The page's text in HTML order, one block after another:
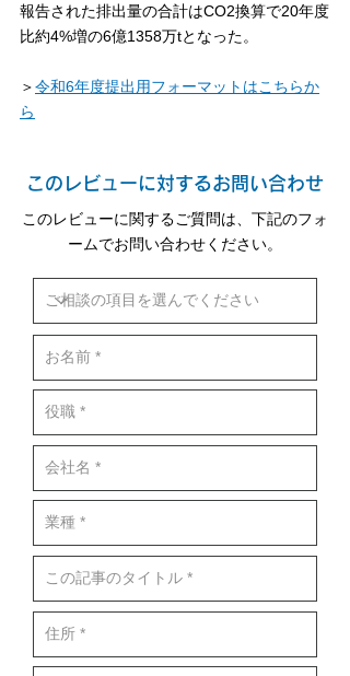
報告された排出量の合計はCO2換算で20年度
比約4%増の6億1358万tとなった。
＞令和6年度提出用フォーマットはこちらか
ら
このレビューに対するお問い合わせ
このレビューに関するご質問は、下記のフォ
ームでお問い合わせください。